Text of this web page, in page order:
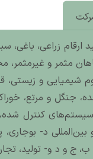
ارقام زراعی، باغی،
مثمر و غیرمثمر،
و زیستی،
جنگل و مرتع،
کنترل
د-
ج و د و- تولید،